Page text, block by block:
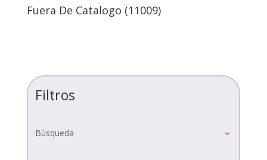
Fuera De Catalogo (11009)
Filtros
Búsqueda